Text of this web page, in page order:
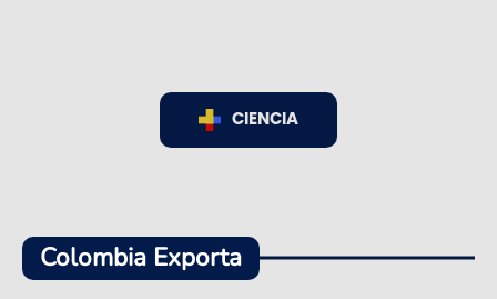
CIENCIA
Colombia Exporta